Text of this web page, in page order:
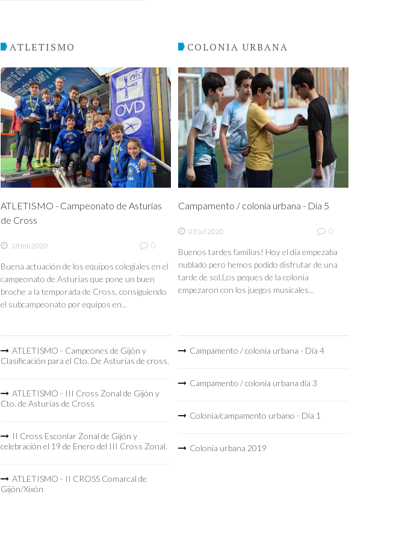
ATLETISMO
ATLETISMO - Campeonato de Asturias
de Cross
18 feb 2020 0
Buena actuación de los equipos colegiales en el
campeonato de Asturias que pone un buen
broche a la temporada de Cross, consiguiendo
el subcampeonato por equipos en...
ATLETISMO - Campeones de Gijón y
Clasificación para el Cto. De Asturias de cross.
ATLETISMO - III Cross Zonal de Gijón y
Cto. de Asturias de Cross
II Cross Esconlar Zonal de Gijón y
celebración el 19 de Enero del III Cross Zonal.
ATLETISMO - II CROSS Comarcal de
Gijón/Xixón
COLONIA URBANA
Campamento / colonia urbana - Día 5
03 jul 2020 0
Buenos tardes familias! Hoy el día empezaba
nublado pero hemos podido disfrutar de una
tarde de sol.Los peques de la colonia
empezaron con los juegos musicales...
Campamento / colonia urbana - Día 4
Campamento / colonia urbana día 3
Colonia/campamento urbano - Día 1
Colonia urbana 2019